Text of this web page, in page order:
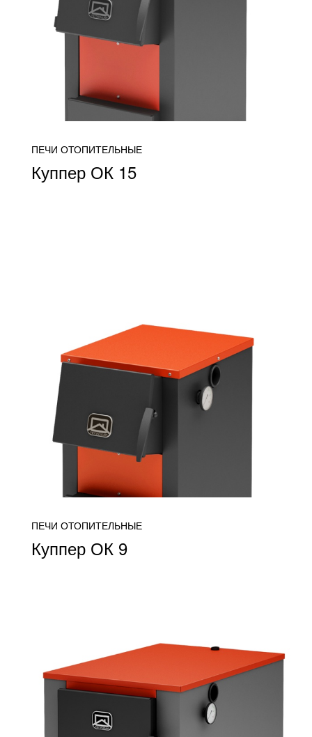
ПЕЧИ ОТОПИТЕЛЬНЫЕ
Куппер ОК 15
ПЕЧИ ОТОПИТЕЛЬНЫЕ
Куппер ОК 9